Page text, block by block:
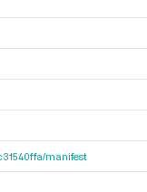
manifest